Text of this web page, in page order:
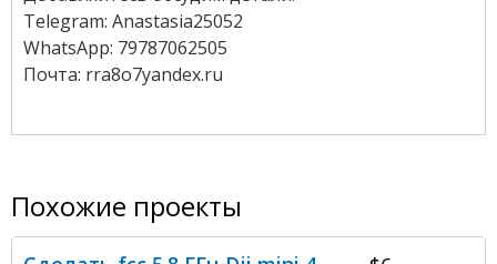
Telegram: Anastasia25052
WhatsApp: 79787062505
Почта: rra8o7yandex.ru
Похожие проекты